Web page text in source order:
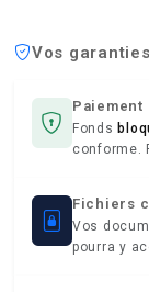
Vos
Paiement
Fonds
conforme.
Fichiers
Vos
pourra y